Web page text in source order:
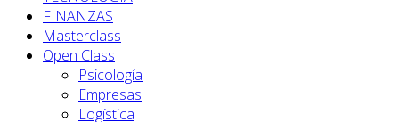
FINANZAS
Masterclass
Open Class
Psicología
Empresas
Logística